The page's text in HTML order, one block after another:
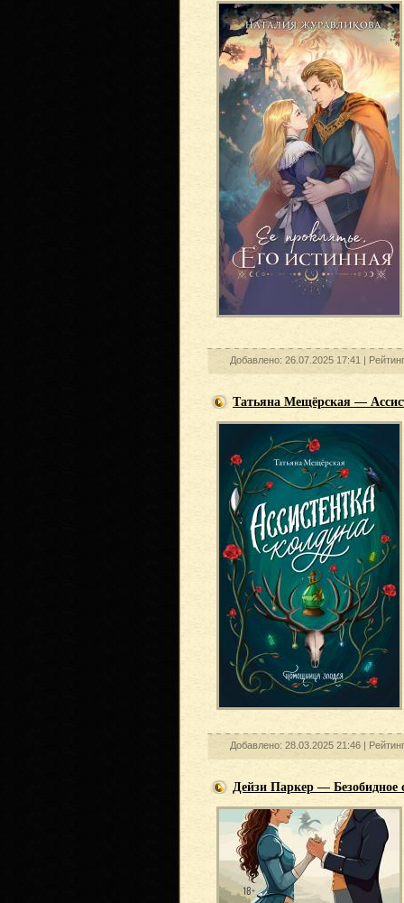
Добавлено: 26.07.2025 17:41 |
Татьяна Мещёрская —
Добавлено: 28.03.2025 21:46 |
Дейзи Паркер — Безобидное